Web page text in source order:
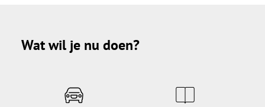
Wat wil je nu doen?